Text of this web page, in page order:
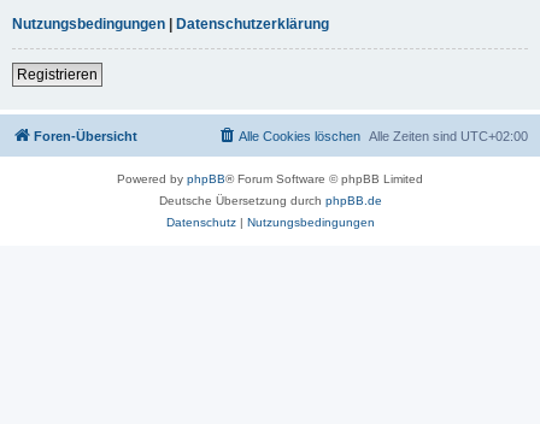
Nutzungsbedingungen | Datenschutzerklärung
Registrieren
Foren-Übersicht Alle Zeiten sind UTC+02:00
Alle Cookies löschen
Powered by phpBB® Forum Software © phpBB Limited
Deutsche Übersetzung durch phpBB.de
Datenschutz| Nutzungsbedingungen